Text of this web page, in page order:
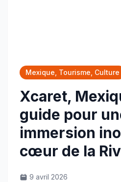
Mexique, Tourisme, Culture
Xcaret,
guide pour
immersion
cœur de la
9 avril 2026